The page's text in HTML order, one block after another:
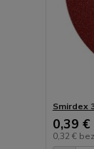
Smirdex
0,39 €
0,32 €